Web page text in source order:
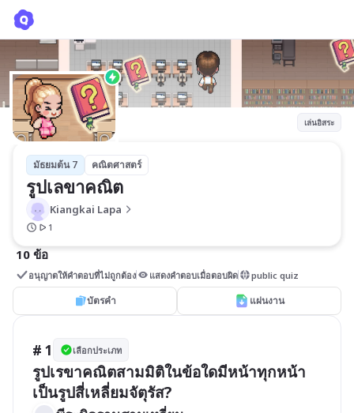
เล่นอิสระ
มัธยมต้น 7 คณิตศาสตร์
รูปเลขาคณิต
Kiangkai Lapa
1
10 ข้อ
อนุญาตให้คำตอบที่ไม่ถูกต้อง แสดงคำตอบเมื่อตอบผิด public quiz
บัตรคำ แผ่นงาน
# 1 เลือกประเภท
รูปเรขาคณิตสามมิติในข้อใดมีหน้าทุกหน้า
เป็นรูปสี่เหลี่ยมจัตุรัส?